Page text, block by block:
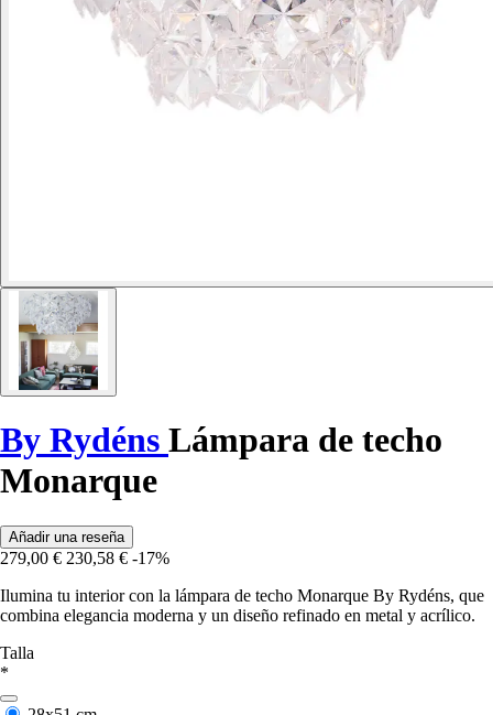
By Rydéns Lámpara de techo
Monarque
Añadir una reseña
279,00 € 230,58 € -17%
Ilumina tu interior con la lámpara de techo Monarque By Rydéns, que
combina elegancia moderna y un diseño refinado en metal y acrílico.
Talla
*